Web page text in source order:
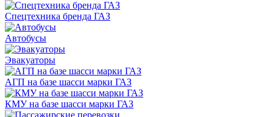
Спецтехника бренда ГАЗ
Автобусы
Эвакуаторы
АГП на базе шасси марки ГАЗ
КМУ на базе шасси марки ГАЗ